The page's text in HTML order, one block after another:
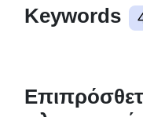
Keywords